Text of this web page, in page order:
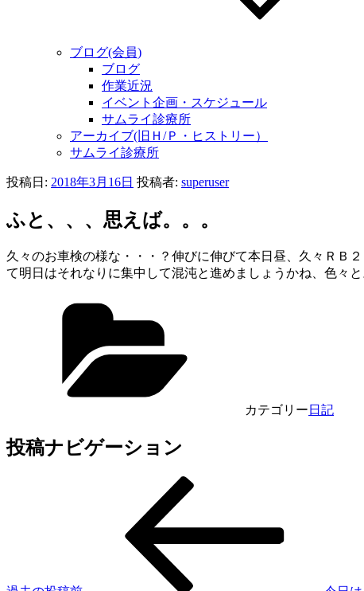
ブログ(会員)
ブログ
作業近況
イベント企画・スケジュール
サムライ診療所
アーカイブ(旧Ｈ/Ｐ・ヒストリー）
サムライ診療所
投稿日: 2018年3月16日 投稿者: superuser
ふと、、、思えば。。。
久々のお車検の様な・・・？伸びに伸びて本日昼、久々ＲＢ
て明日はそれなりに集中して混沌と進めましょうかね、色々と
カテゴリー 日記
投稿ナビゲーション